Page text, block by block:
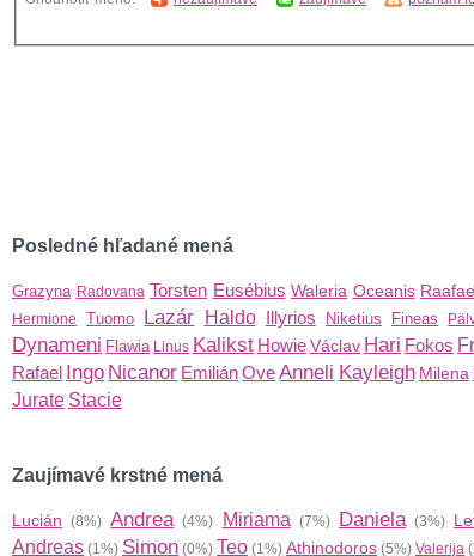
Posledné hľadané mená
Grazyna Radovana Torsten Eusébius Waleria Oceanis
Hermione Tuomo Lazár Haldo Illyrios Niketius Fineas
Dynameni Flawia Linus Kalikst HowieVáclav Hari Fokos
Rafael Ingo Nicanor EmiliánOve Anneli Kayleigh Milena
Jurate Stacie
Zaujímavé krstné mená
Lucián (8%)Andrea(4%) Miriama(7%) Daniela(3%)
Andreas (1%) Simon (0%) Teo (1%) Athinodoros (5%) Valerija